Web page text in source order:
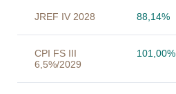
JREF IV 2028 88,14%
CPI FS III
6,5%/2029
101,00%